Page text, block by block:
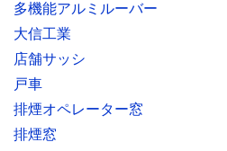
多機能アルミルーバー
大信工業
店舗サッシ
戸車
排煙オペレーター窓
排煙窓